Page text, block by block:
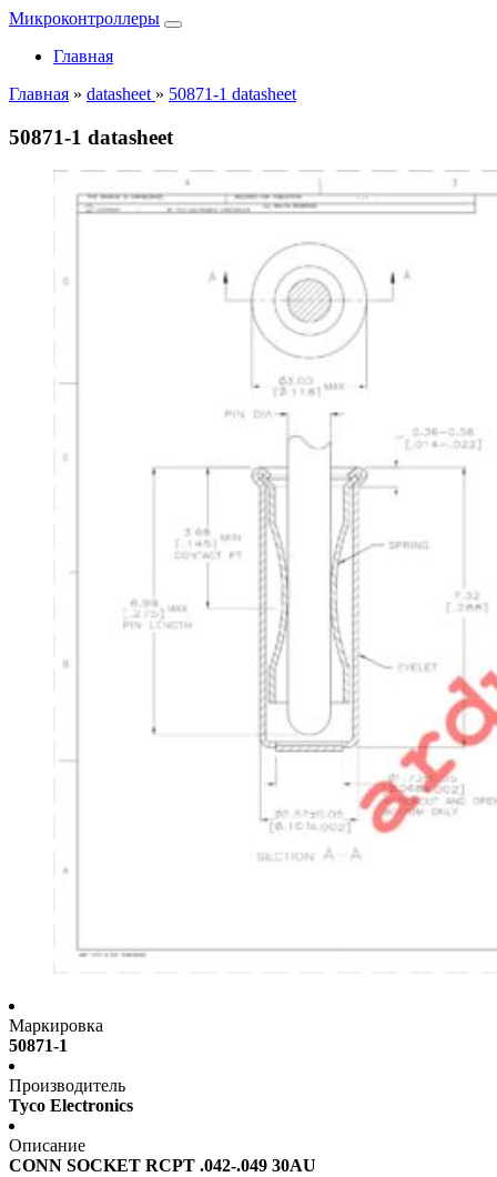
Микроконтроллеры
Главная
Главная » datasheet » 50871-1 datasheet
50871-1 datasheet
Маркировка
50871-1
Производитель
Tyco Electronics
Описание
CONN SOCKET RCPT .042-.049 30AU